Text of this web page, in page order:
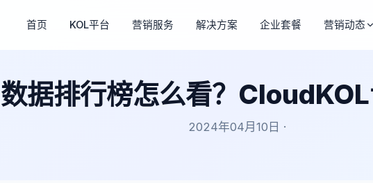
首页 KOL平台 营销服务 解决方案 企业套餐 营销动态
据排行榜怎么看？
2024年04月10日 ·